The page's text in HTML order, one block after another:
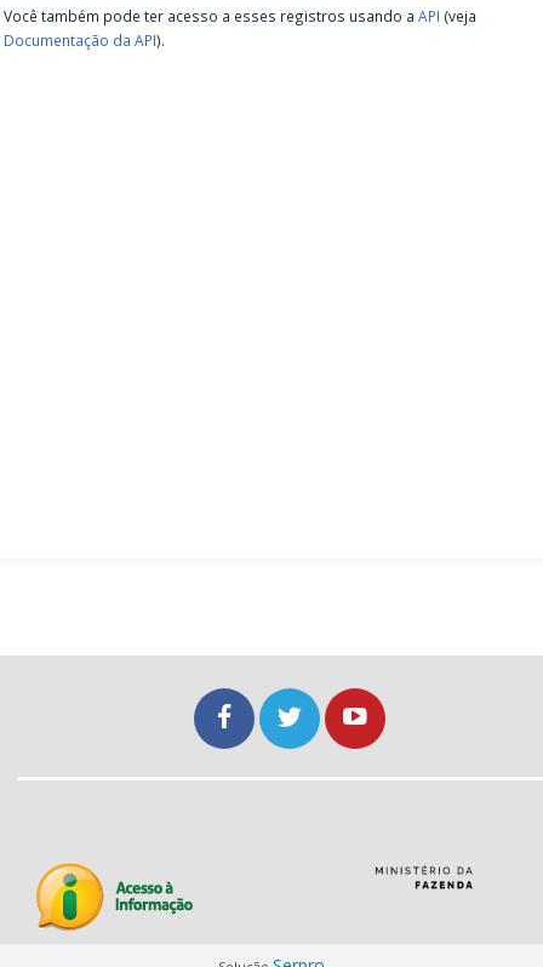
Você também pode ter acesso a esses registros usando a API (veja
Documentação da API).